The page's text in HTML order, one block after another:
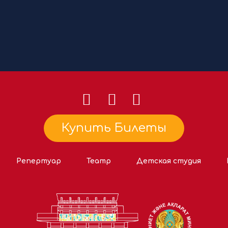
Купить Билеты
Репертуар Театр Детская студия